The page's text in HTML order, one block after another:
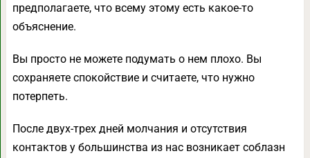
предполагаете, что всему этому есть какое-то
объяснение.
Вы просто не можете подумать о нем плохо. Вы
сохраняете спокойствие и считаете, что нужно
потерпеть.
После двух-трех дней молчания и отсутствия
контактов у большинства из нас возникает соблазн